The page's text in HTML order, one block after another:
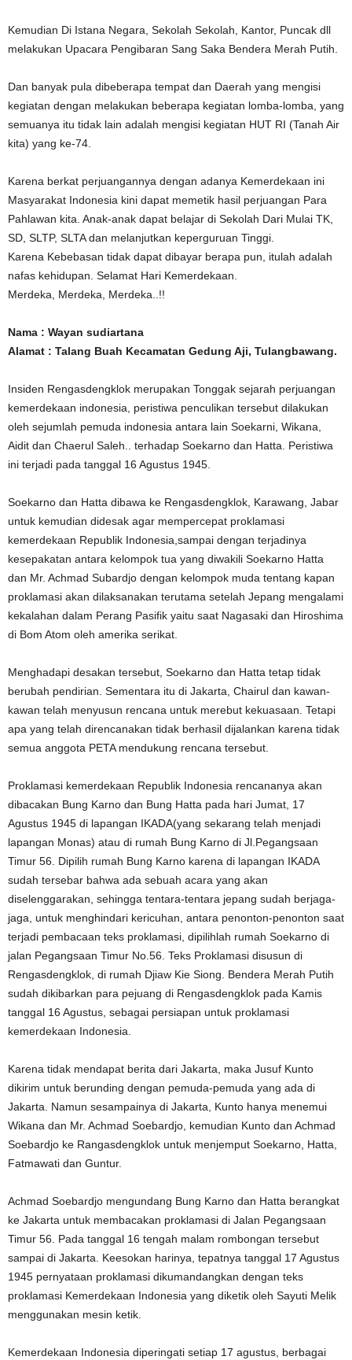
Kemudian Di Istana Negara, Sekolah Sekolah, Kantor, Puncak dll
melakukan Upacara Pengibaran Sang Saka Bendera Merah Putih.
Dan banyak pula dibeberapa tempat dan Daerah yang mengisi
kegiatan dengan melakukan beberapa kegiatan lomba-lomba, yang
semuanya itu tidak lain adalah mengisi kegiatan HUT RI (Tanah Air
kita) yang ke-74.
Karena berkat perjuangannya dengan adanya Kemerdekaan ini
Masyarakat Indonesia kini dapat memetik hasil perjuangan Para
Pahlawan kita. Anak-anak dapat belajar di Sekolah Dari Mulai TK,
SD, SLTP, SLTA dan melanjutkan keperguruan Tinggi.
Karena Kebebasan tidak dapat dibayar berapa pun, itulah adalah
nafas kehidupan. Selamat Hari Kemerdekaan.
Merdeka, Merdeka, Merdeka..!!
Nama : Wayan sudiartana
Alamat : Talang Buah Kecamatan Gedung Aji, Tulangbawang.
Insiden Rengasdengklok merupakan Tonggak sejarah perjuangan
kemerdekaan indonesia, peristiwa penculikan tersebut dilakukan
oleh sejumlah pemuda indonesia antara lain Soekarni, Wikana,
Aidit dan Chaerul Saleh.. terhadap Soekarno dan Hatta. Peristiwa
ini terjadi pada tanggal 16 Agustus 1945.
Soekarno dan Hatta dibawa ke Rengasdengklok, Karawang, Jabar
untuk kemudian didesak agar mempercepat proklamasi
kemerdekaan Republik Indonesia,sampai dengan terjadinya
kesepakatan antara kelompok tua yang diwakili Soekarno Hatta
dan Mr. Achmad Subardjo dengan kelompok muda tentang kapan
proklamasi akan dilaksanakan terutama setelah Jepang mengalami
kekalahan dalam Perang Pasifik yaitu saat Nagasaki dan Hiroshima
di Bom Atom oleh amerika serikat.
Menghadapi desakan tersebut, Soekarno dan Hatta tetap tidak
berubah pendirian. Sementara itu di Jakarta, Chairul dan kawan-
kawan telah menyusun rencana untuk merebut kekuasaan. Tetapi
apa yang telah direncanakan tidak berhasil dijalankan karena tidak
semua anggota PETA mendukung rencana tersebut.
Proklamasi kemerdekaan Republik Indonesia rencananya akan
dibacakan Bung Karno dan Bung Hatta pada hari Jumat, 17
Agustus 1945 di lapangan IKADA(yang sekarang telah menjadi
lapangan Monas) atau di rumah Bung Karno di Jl.Pegangsaan
Timur 56. Dipilih rumah Bung Karno karena di lapangan IKADA
sudah tersebar bahwa ada sebuah acara yang akan
diselenggarakan, sehingga tentara-tentara jepang sudah berjaga-
jaga, untuk menghindari kericuhan, antara penonton-penonton saat
terjadi pembacaan teks proklamasi, dipilihlah rumah Soekarno di
jalan Pegangsaan Timur No.56. Teks Proklamasi disusun di
Rengasdengklok, di rumah Djiaw Kie Siong. Bendera Merah Putih
sudah dikibarkan para pejuang di Rengasdengklok pada Kamis
tanggal 16 Agustus, sebagai persiapan untuk proklamasi
kemerdekaan Indonesia.
Karena tidak mendapat berita dari Jakarta, maka Jusuf Kunto
dikirim untuk berunding dengan pemuda-pemuda yang ada di
Jakarta. Namun sesampainya di Jakarta, Kunto hanya menemui
Wikana dan Mr. Achmad Soebardjo, kemudian Kunto dan Achmad
Soebardjo ke Rangasdengklok untuk menjemput Soekarno, Hatta,
Fatmawati dan Guntur.
Achmad Soebardjo mengundang Bung Karno dan Hatta berangkat
ke Jakarta untuk membacakan proklamasi di Jalan Pegangsaan
Timur 56. Pada tanggal 16 tengah malam rombongan tersebut
sampai di Jakarta. Keesokan harinya, tepatnya tanggal 17 Agustus
1945 pernyataan proklamasi dikumandangkan dengan teks
proklamasi Kemerdekaan Indonesia yang diketik oleh Sayuti Melik
menggunakan mesin ketik.
Kemerdekaan Indonesia diperingati setiap 17 agustus, berbagai